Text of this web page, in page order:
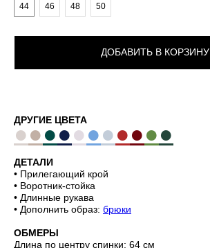
44
46 48 50
ДОБАВИТЬ В КОРЗИНУ
ДРУГИЕ ЦВЕТА
●●●●●●●●●●●
ДЕТАЛИ
• Прилегающий крой
• Воротник-стойка
• Длинные рукава
• Дополнить образ: брюки
ОБМЕРЫ
Длина по центру спинки: 64 см